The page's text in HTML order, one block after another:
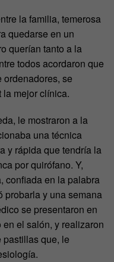
la familia, temerosa
quedarse en un
querían tanto a la
todos acordaron que
se
la mejor clínica.
le mostraron a la
una técnica
y rápida que tendría la
por quirófano. Y,
confiada en la palabra
probarla y una semana
se presentaron en
el salón, y realizaron
pastillas que, le